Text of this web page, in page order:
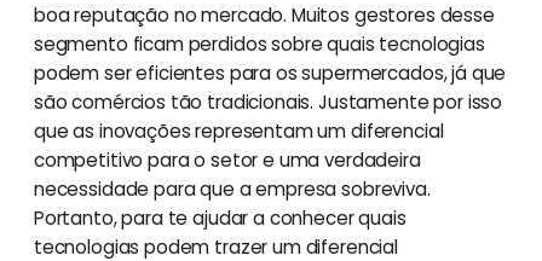
boa reputação no mercado. Muitos gestores desse
segmento ficam perdidos sobre quais tecnologias
podem ser eficientes para os supermercados, já que
são comércios tão tradicionais. Justamente por isso
que as inovações representam um diferencial
competitivo para o setor e uma verdadeira
necessidade para que a empresa sobreviva.
Portanto, para te ajudar a conhecer quais
tecnologias podem trazer um diferencial